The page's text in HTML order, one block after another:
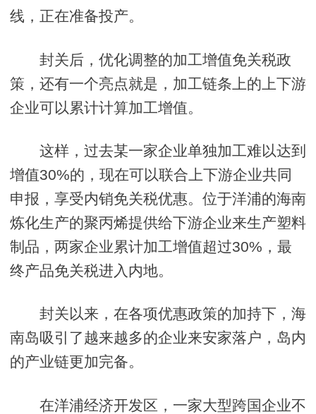
线，正在准备投产。
封关后，优化调整的加工增值免关税政
策，还有一个亮点就是，加工链条上的上下游
企业可以累计计算加工增值。
这样，过去某一家企业单独加工难以达到
增值30%的，现在可以联合上下游企业共同
申报，享受内销免关税优惠。位于洋浦的海南
炼化生产的聚丙烯提供给下游企业来生产塑料
制品，两家企业累计加工增值超过30%，最
终产品免关税进入内地。
封关以来，在各项优惠政策的加持下，海
南岛吸引了越来越多的企业来安家落户，岛内
的产业链更加完备。
在洋浦经济开发区，一家大型跨国企业不